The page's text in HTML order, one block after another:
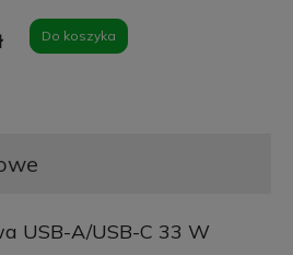
Do koszyka
USB-A/USB-C 33 W